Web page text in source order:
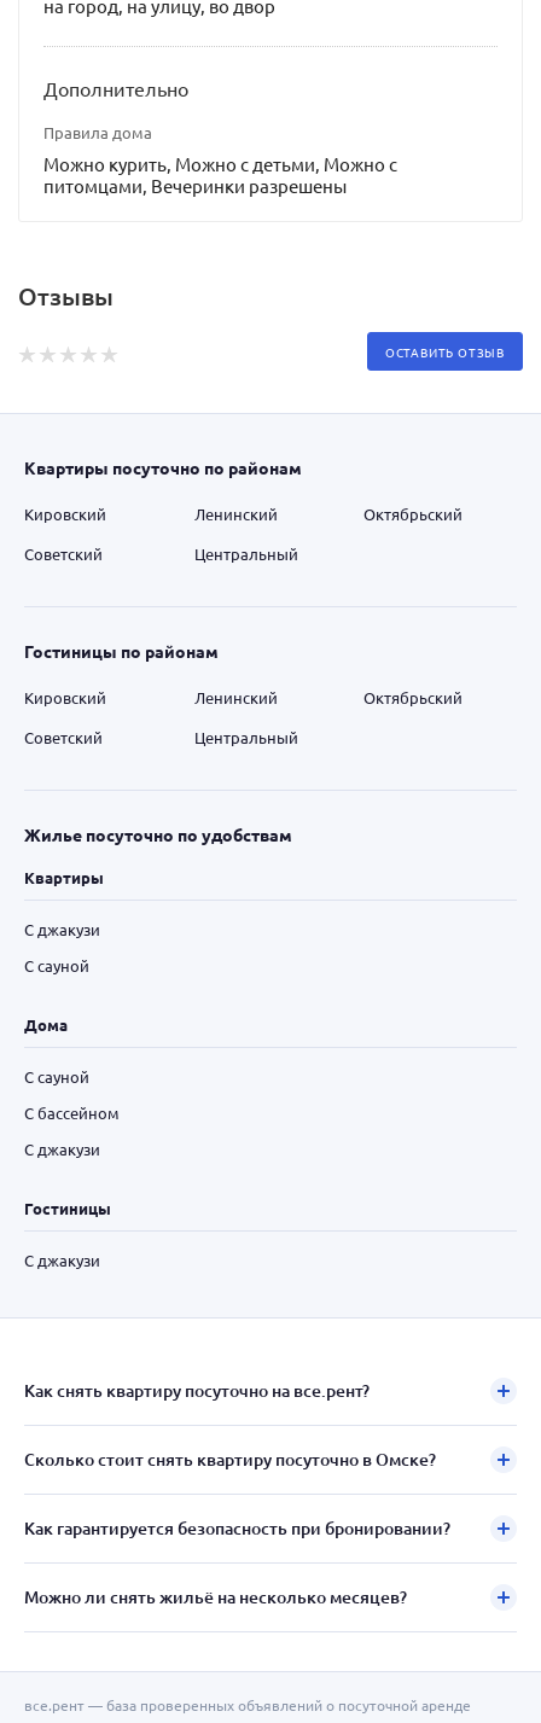
на город, на улицу, во двор
Дополнительно
Правила дома
Можно курить, Можно с детьми, Можно с
питомцами, Вечеринки разрешены
Отзывы
ОСТАВИТЬ ОТЗЫВ
Квартиры посуточно по районам
Кировский Ленинский
Октябрьский
Советский
Центральный
Гостиницы по районам
Кировский Ленинский
Октябрьский
Советский
Центральный
Жилье посуточно по удобствам
Квартиры
С джакузи
С сауной
Дома
С сауной
С бассейном
С джакузи
Гостиницы
С джакузи
Как снять квартиру посуточно на все.рент?
Сколько стоит снять квартиру посуточно в Омске?
Как гарантируется безопасность при бронировании?
Можно ли снять жильё на несколько месяцев?
все.рент — база проверенных объявлений о посуточной аренде